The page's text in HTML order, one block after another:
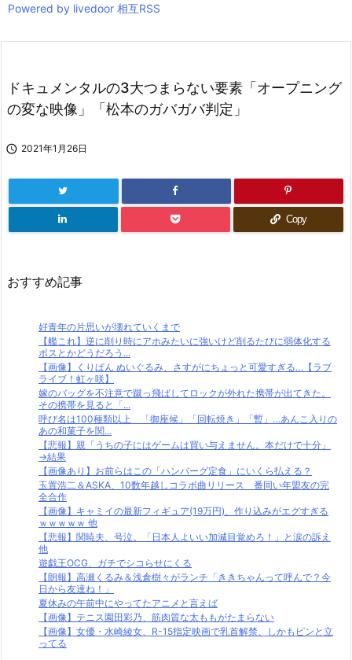
Powered by livedoor 相互RSS
ドキュメンタルの3大つまらない要素「オープニング
の変な映像」「松本のガバガバ判定」
 2021年1月26日
Copy
おすすめ記事
好青年の片思いが壊れていくまで
【艦これ】逆に削り時にアホみたいに強いけど削るたびに弱体化する
ボスとかどうだろう...
【画像】くりぱん ぬいぐるみ、さすがにちょっと可愛すぎる…【ラブ
ライブ！虹ヶ咲】
嫁のバッグを不注意で蹴っ飛ばしてロックが外れた携帯が出てきた。
その携帯を見ると「...
呼び名は100種類以上 「御座候」「回転焼き」「暫」…あんこ入りの
あの和菓子を関...
【悲報】親「うちの子にはゲームは買い与えません。本だけで十分」
→結果
【画像あり】お前らはこの「ハンバーグ定食」にいくら払える？
玉置浩二＆ASKA、10数年越しコラボ曲リリース 番同い年盟友の完
全合作
【画像】キャミイの最新フィギュア(19万円)、作り込みがエグすぎる
ｗｗｗｗｗ 他
【悲報】関暁夫、号泣。「日本人よいい加減目覚めろ！」と涙の訴え
他
遊戯王OCG、ガチでシコらせにくる
【朗報】高瀬くるみ＆浅倉樹々がランチ「ききちゃんって呼んで？今
日から友達ね！」
夏休みの午前中にやってたアニメと言えば
【画像】テニス園田彩乃、筋肉質な太ももがたまらない
【画像】女優・水崎綾女、R-15指定映画で乳首解禁、しかもピンと立
ってる